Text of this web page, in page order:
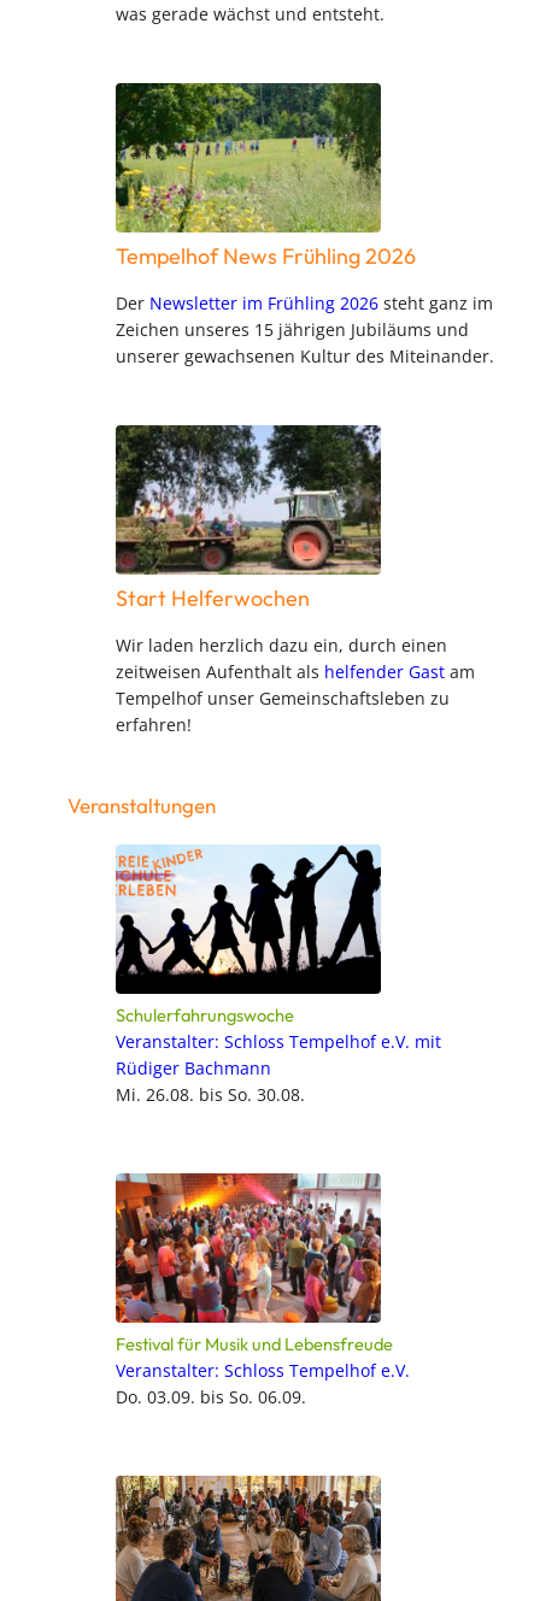
was gerade wächst und entsteht.
Tempelhof News Frühling 2026
Der Newsletter im Frühling 2026 steht ganz im
Zeichen unseres 15 jährigen Jubiläums und
unserer gewachsenen Kultur des Miteinander.
Start Helferwochen
Wir laden herzlich dazu ein, durch einen
zeitweisen Aufenthalt als helfender Gast am
Tempelhof unser Gemeinschaftsleben zu
erfahren!
Veranstaltungen
Schulerfahrungswoche
Veranstalter: Schloss Tempelhof e.V. mit
Rüdiger Bachmann
Mi. 26.08. bis So. 30.08.
Festival für Musik und Lebensfreude
Veranstalter: Schloss Tempelhof e.V.
Do. 03.09. bis So. 06.09.